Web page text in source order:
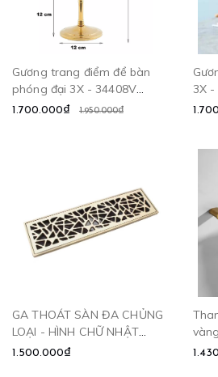
Gương trang điểm để bàn
phóng đại 3X - 34408V
CLEANMAX
1.700.000₫ 1.950.000₫
3X -
GA THOÁT SÀN ĐA CHỦNG
LOẠI - HÌNH CHỮ NHẬT
CLEANMAX
1.500.000₫